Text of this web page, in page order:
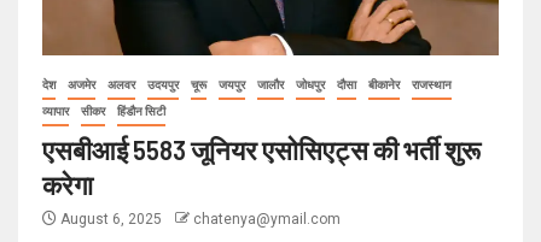
देश अजमेर अलवर उदयपुर चूरू जयपुर जालौर जोधपुर दौसा बीकानेर
राजस्थान
व्यापार
सीकर हिंडौन सिटी
एसबीआई 5583 जूनियर एसोसिएट्स की भर्ती शुरू
करेगा
August 6, 2025 chatenya@ymail.com